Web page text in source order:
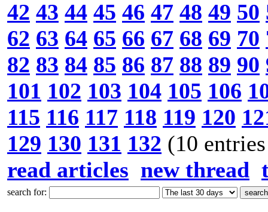
42 43 44 45 46 47 48 49 50
62 63 64 65 66 67 68 69 70
82 83 84 85 86 87 88 89 90
101 102 103 104 105 106
115 116 117 118 119 120
129 130 131 132 (10
read articles new thread
search for: